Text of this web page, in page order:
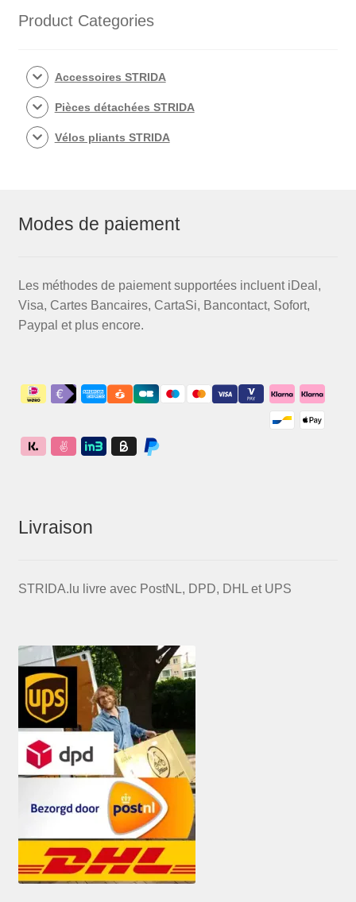
Product Categories
Accessoires STRIDA
Pièces détachées STRIDA
Vélos pliants STRIDA
Modes de paiement
Les méthodes de paiement supportées incluent iDeal,
Visa, Cartes Bancaires, CartaSi, Bancontact, Sofort,
Paypal et plus encore.
Livraison
STRIDA.lu livre avec PostNL, DPD, DHL et UPS